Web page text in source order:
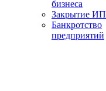
бизнеса
Закрытие ИП
Банкротство
предприятий